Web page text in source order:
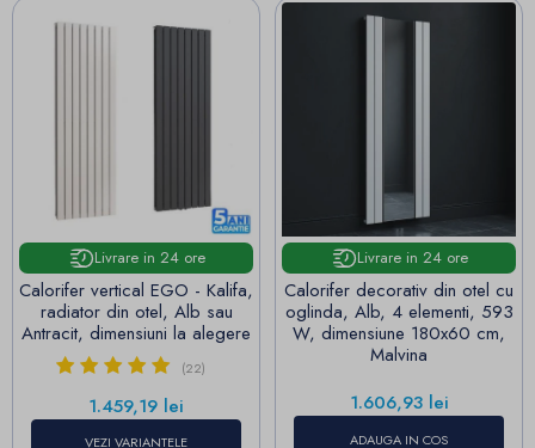
Livrare in 24 ore
Calorifer vertical EGO - Kalifa,
radiator din otel, Alb sau
Antracit, dimensiuni la alegere
(22)
Pret
1.459,19 lei
VEZI VARIANTELE
Livrare in 24 ore
Calorifer decorativ din otel cu
oglinda, Alb, 4 elementi, 593
W, dimensiune 180x60 cm,
Malvina
Pret
1.606,93 lei
ADAUGA IN COS